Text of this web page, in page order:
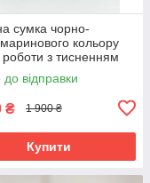
сумка чорно-
кольору
роботи з тисненням
18×13×6 см
до відправки
₴ 1 900 ₴
Купити